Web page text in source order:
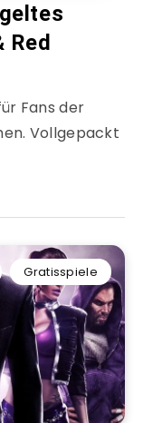
Red
Fans der
Vollgepackt
Gratisspiele